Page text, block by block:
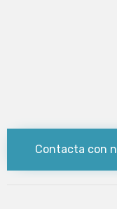
Contacta con